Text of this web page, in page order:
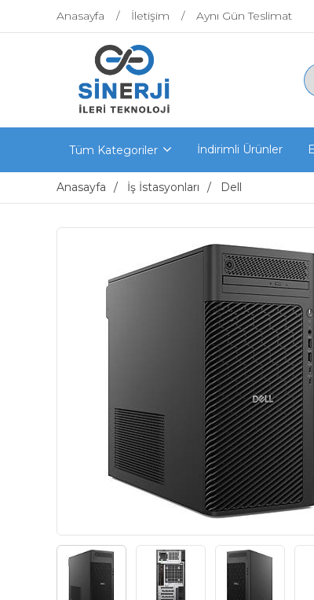
Anasayfa İletişim Aynı Gün Teslimat
Tüm Kategoriler İndirimli Ürünler
Anasayfa İş İstasyonları Dell